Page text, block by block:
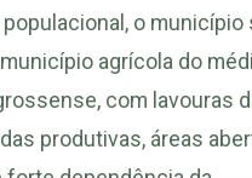
o município
agrícola do
com lavouras
produtivas, áreas